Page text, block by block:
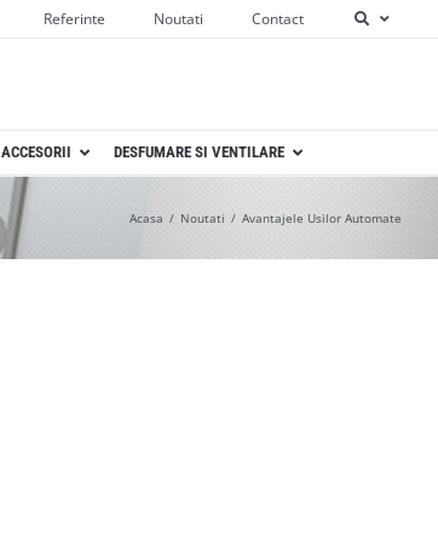
Referinte Noutati Contact
ACCESORII DESFUMARE SI VENTILARE
Acasa Noutati Avantajele Usilor Automate